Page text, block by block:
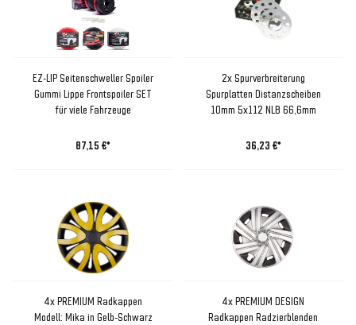
EZ-LIP Seitenschweller Spoiler
Gummi Lippe Frontspoiler SET
für viele Fahrzeuge
87,15 €*
2x Spurverbreiterung
Spurplatten Distanzscheiben
10mm 5x112 NLB 66,6mm
36,23 €*
4x PREMIUM Radkappen
Modell: Mika in Gelb-Schwarz
4x PREMIUM DESIGN
Radkappen Radzierblenden